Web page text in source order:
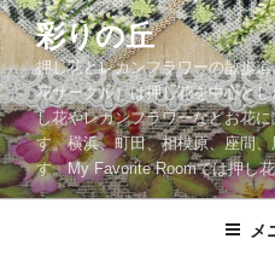
コ
ン
テ
ン
ツ
へ
ス
彩りの丘
押し花とレカンフラワーの散歩
花サークル）は押し花を中心と
し花やレカンフラワーなどお花
す。横浜、町田、相模原、座間
す。My Favorite Roomでは押し
メ